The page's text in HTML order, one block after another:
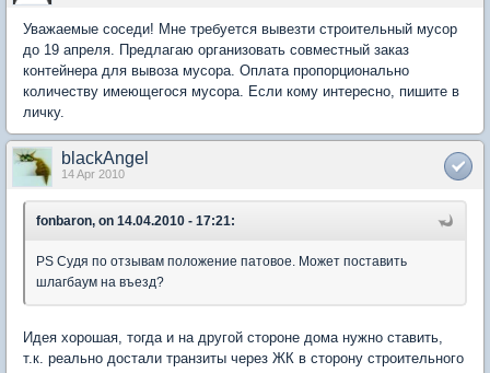
Уважаемые соседи! Мне требуется вывезти строительный мусор
до 19 апреля. Предлагаю организовать совместный заказ
контейнера для вывоза мусора. Оплата пропорционально
количеству имеющегося мусора. Если кому интересно, пишите в
личку.
blackAngel
14 Apr 2010
fonbaron, on 14.04.2010 - 17:21:
PS Судя по отзывам положение патовое. Может поставить
шлагбаум на въезд?
Идея хорошая, тогда и на другой стороне дома нужно ставить,
т.к. реально достали транзиты через ЖК в сторону строительного